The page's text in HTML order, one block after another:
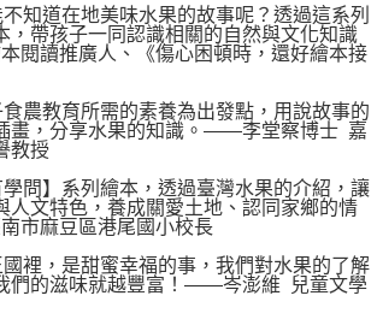
道在地美味水果的故事呢？透過這系列
，帶孩子一同認識相關的自然與文化知識
讀推廣人、《傷心困頓時，還好繪本接
教育所需的素養為出發點，用說故事的
畫，分享水果的知識。——李堂察博士 嘉
教授
】系列繪本，透過臺灣水果的介紹，讓
人文特色，養成關愛土地、認同家鄉的情
市麻豆區港尾國小校長
，是甜蜜幸福的事，我們對水果的了解
們的滋味就越豐富！——岑澎維 兒童文學